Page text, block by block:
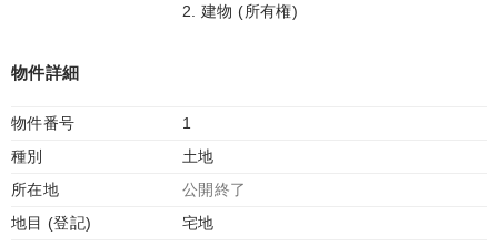
2. 建物 (所有権)
物件詳細
物件番号
1
種別
土地
所在地
公開終了
地目 (登記)
宅地